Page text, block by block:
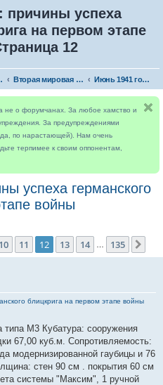
причины успеха
на первом этапе
12
Вторая мировая война Июнь 1941 года: причины успеха германского блицкрига на первом этапе войны
не о форумчанах. За любое хамство и
За предупреждениями
по нарастающей). Нам очень
терпимее к своим оппонентам,
успеха германского
войны
12из 135
10 11 12 13 14 135
блицкрига на первом этапе войны
типа М3 Кубатура: сооружения
67,00 куб.м. Сопротивляемость:
модернизированной гаубицы и 76
стен 90 см . покрытия 60 см
системы "Максим", 1 ручной